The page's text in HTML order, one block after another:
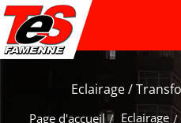
Eclairage /
Page d'accueil Eclairage